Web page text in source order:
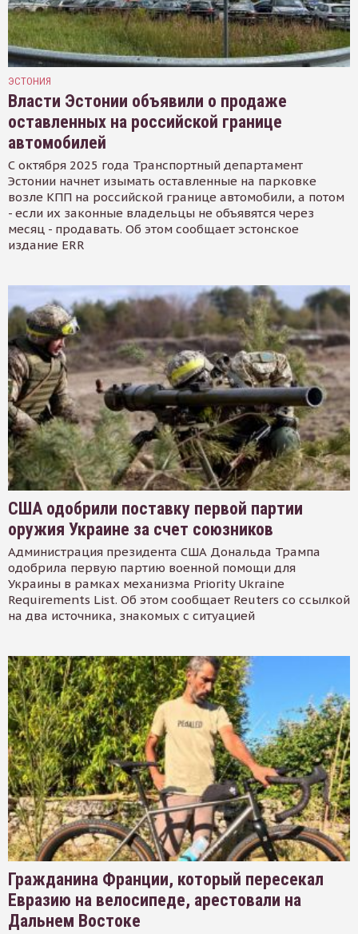
ЭСТОНИЯ
Власти Эстонии объявили о продаже
оставленных на российской границе
автомобилей
С октября 2025 года Транспортный департамент
Эстонии начнет изымать оставленные на парковке
возле КПП на российской границе автомобили, а потом
- если их законные владельцы не объявятся через
месяц - продавать. Об этом сообщает эстонское
издание ERR
США одобрили поставку первой партии
оружия Украине за счет союзников
Администрация президента США Дональда Трампа
одобрила первую партию военной помощи для
Украины в рамках механизма Priority Ukraine
Requirements List. Об этом сообщает Reuters со ссылкой
на два источника, знакомых с ситуацией
Гражданина Франции, который пересекал
Евразию на велосипеде, арестовали на
Дальнем Востоке